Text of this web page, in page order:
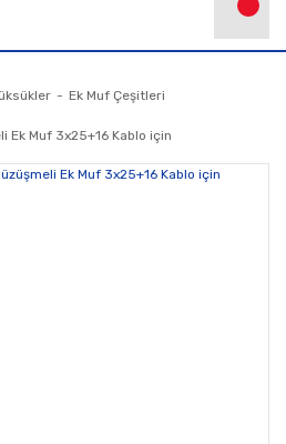
Ek Muf Çeşitleri
Ek Muf 3x25+16 Kablo için